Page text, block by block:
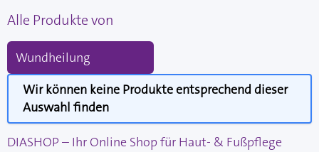
Alle Produkte von
Wundheilung
Wir können keine Produkte entsprechend dieser
Auswahl finden
DIASHOP – Ihr Online Shop für Haut- & Fußpflege